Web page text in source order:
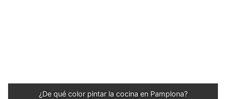
¿De qué color pintar la cocina en Pamplona?